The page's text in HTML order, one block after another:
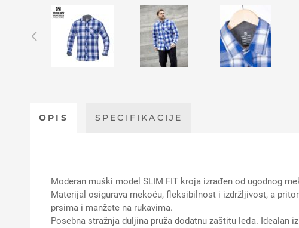
OPIS SPECIFIKACIJE
Moderan muški model SLIM FIT kroja izrađen od ugodnog
Materijal osigurava mekoću, fleksibilnost i izdržljivost, a
prsima i manžete na rukavima.
Posebna stražnja duljina pruža dodatnu zaštitu leđa. Idealan